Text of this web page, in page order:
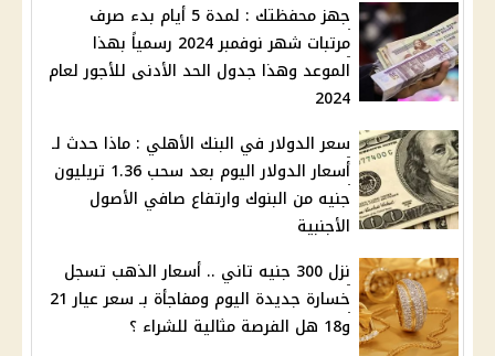
جهز محفظتك : لمدة 5 أيام بدء صرف
مرتبات شهر نوفمبر 2024 رسمياً بهذا
الموعد وهذا جدول الحد الأدنى للأجور لعام
2024
سعر الدولار في البنك الأهلي : ماذا حدث لـ
أسعار الدولار اليوم بعد سحب 1.36 تريليون
جنيه من البنوك وارتفاع صافي الأصول
الأجنبية
نزل 300 جنيه تاني .. أسعار الذهب تسجل
خسارة جديدة اليوم ومفاجأة بـ سعر عيار 21
و18 هل الفرصة مثالية للشراء ؟